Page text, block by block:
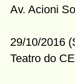
Av. Acioni
29/10/2016
Teatro do